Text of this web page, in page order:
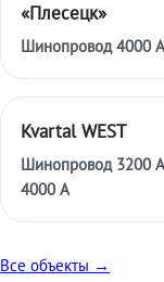
«Плесецк»
Шинопровод 4000
Kvartal WEST
Шинопровод 3200
4000 А
Все объекты →